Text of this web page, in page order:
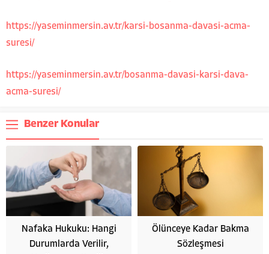
https://yaseminmersin.av.tr/karsi-bosanma-davasi-acma-
suresi/
https://yaseminmersin.av.tr/bosanma-davasi-karsi-dava-
acma-suresi/
Benzer Konular
Nafaka Hukuku: Hangi
Durumlarda Verilir,
Ölünceye Kadar Bakma
Sözleşmesi